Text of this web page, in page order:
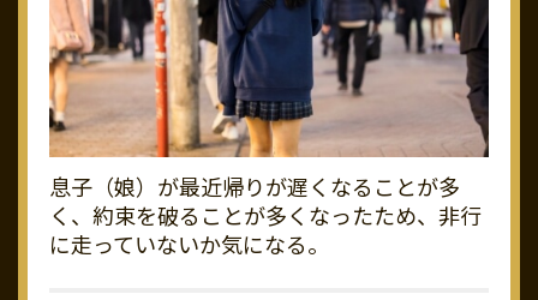
息子（娘）が最近帰りが遅くなることが多
く、約束を破ることが多くなったため、非行
に走っていないか気になる。